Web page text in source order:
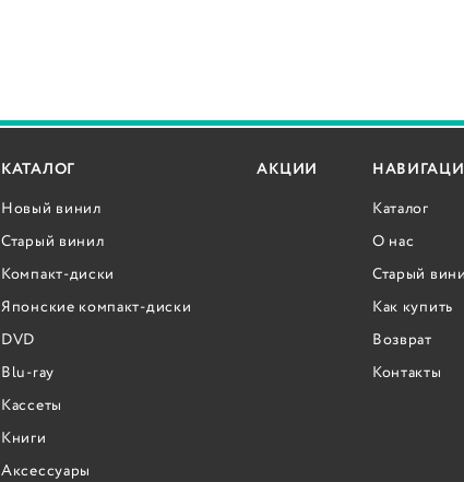
КАТАЛОГ
Новый винил
Старый винил
Компакт-диски
Японские компакт-диски
DVD
Blu-ray
Кассеты
Книги
Аксессуары
АКЦИИ
Каталог
О нас
Старый
Как купить
Возврат
Контакты